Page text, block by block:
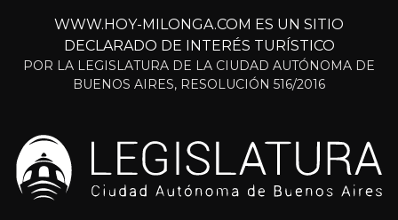
WWW.HOY-MILONGA.COM ES UN SITIO
DECLARADO DE INTERÉS TURÍSTICO
POR LA LEGISLATURA DE LA CIUDAD AUTÓNOMA DE
BUENOS AIRES, RESOLUCIÓN 516/2016